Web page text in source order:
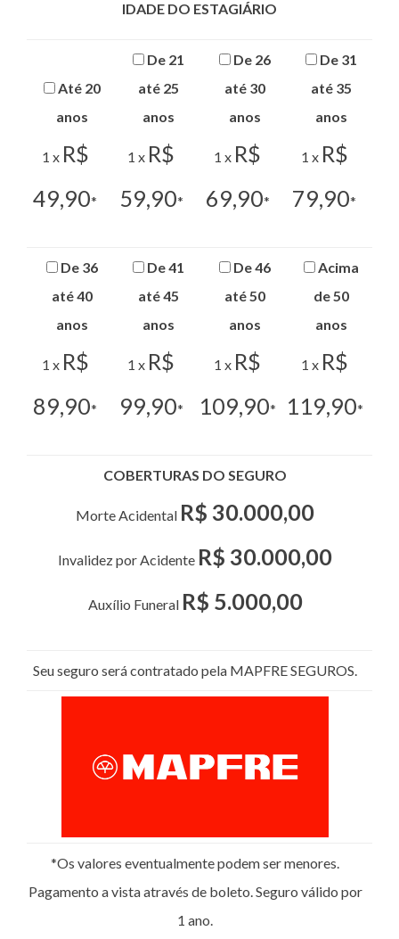
IDADE DO ESTAGIÁRIO
Até 20
anos
1 x R$
49,90*
De 21
até 25
anos
1 x R$
59,90*
De 26
até 30
anos
1 x R$
69,90*
De 31
até 35
anos
1 x R$
79,90*
De 36
até 40
anos
1 x R$
89,90*
De 41
até 45
anos
1 x R$
99,90*
De 46
até 50
anos
1 x R$
109,90*
Acima
de 50
anos
1 x R$
119,90*
COBERTURAS DO SEGURO
Morte Acidental R$ 30.000,00
Invalidez por Acidente R$ 30.000,00
Auxílio Funeral R$ 5.000,00
Seu seguro será contratado pela MAPFRE SEGUROS.
*Os valores eventualmente podem ser menores.
Pagamento a vista através de boleto. Seguro válido por
1 ano.